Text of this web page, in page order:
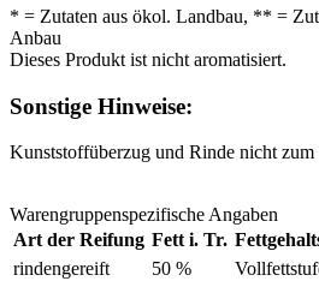
* = Zutaten aus ökol. Landbau, ** =
Anbau
Dieses Produkt ist nicht aromatisiert.
Sonstige Hinweise:
Kunststoffüberzug und Rinde nicht zum
Warengruppenspezifische Angaben
Art der Reifung
rindengereift
Fett i. Tr.
50 %